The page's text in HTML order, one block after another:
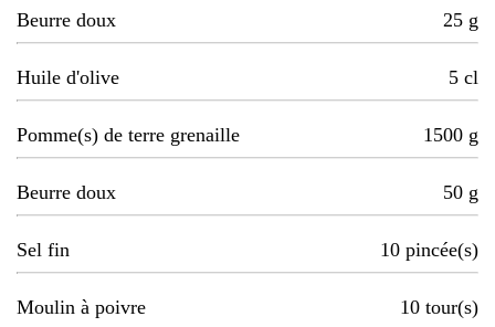
Beurre doux 25 g
Huile d'olive 5 cl
Pomme(s) de terre grenaille 1500 g
Beurre doux 50 g
Sel fin 10 pincée(s)
Moulin à poivre 10 tour(s)